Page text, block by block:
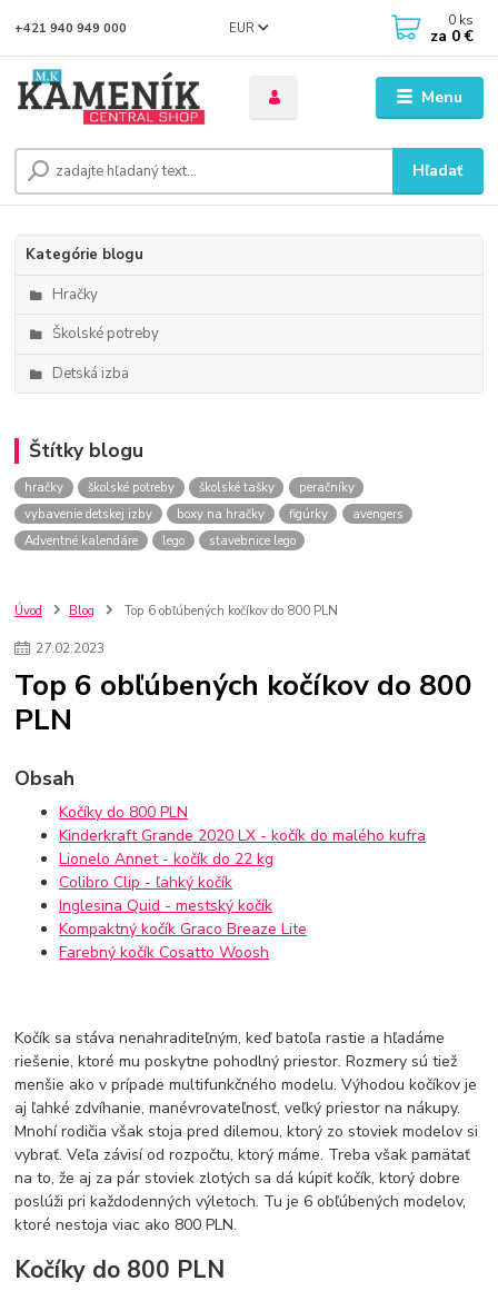
Menu
EUR
Hľadať
+421 940 949 000 0 ks
za 0 €
Kategórie blogu
Hračky
Školské potreby
Detská izba
Štítky blogu
hračky školské potreby školské tašky
peračníky
vybavenie detskej izby
boxy na hračky figúrky
avengers
Adventné kalendáre
lego stavebnice lego
Úvod Blog Top 6 obľúbených kočíkov do 800 PLN
27.02.2023
Top 6 obľúbených kočíkov do 800
PLN
Obsah
Kočíky do 800 PLN
Kinderkraft Grande 2020 LX - kočík do malého kufra
Lionelo Annet - kočík do 22 kg
Colibro Clip - ľahký kočík
Inglesina Quid - mestský kočík
Kompaktný kočík Graco Breaze Lite
Farebný kočík Cosatto Woosh
Kočík sa stáva nenahraditeľným, keď batoľa rastie a hľadáme
riešenie, ktoré mu poskytne pohodlný priestor. Rozmery sú tiež
menšie ako v prípade multifunkčného modelu. Výhodou kočíkov je
aj ľahké zdvíhanie, manévrovateľnosť, veľký priestor na nákupy.
Mnohí rodičia však stoja pred dilemou, ktorý zo stoviek modelov si
vybrať. Veľa závisí od rozpočtu, ktorý máme. Treba však pamätať
na to, že aj za pár stoviek zlotých sa dá kúpiť kočík, ktorý dobre
poslúži pri každodenných výletoch. Tu je 6 obľúbených modelov,
ktoré nestoja viac ako 800 PLN.
Kočíky do 800 PLN